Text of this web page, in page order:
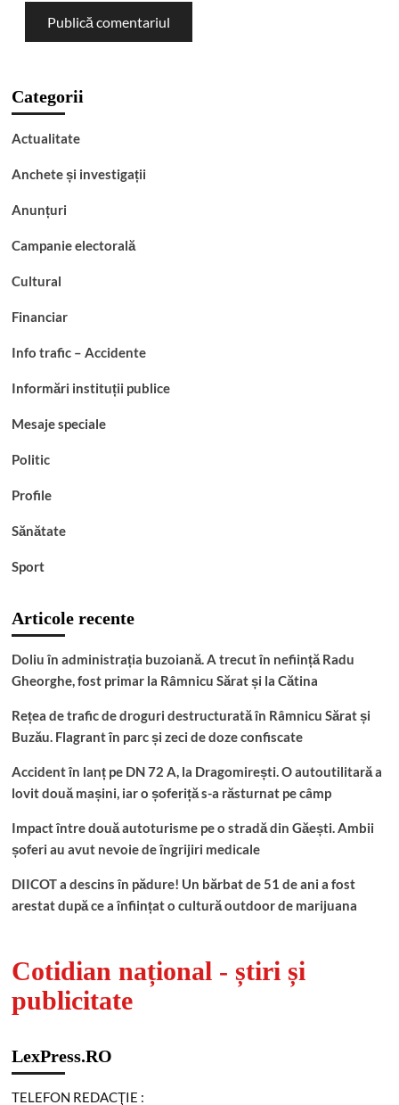
Categorii
Actualitate
Anchete și investigații
Anunțuri
Campanie electorală
Cultural
Financiar
Info trafic – Accidente
Informări instituții publice
Mesaje speciale
Politic
Profile
Sănătate
Sport
Articole recente
Doliu în administrația buzoiană. A trecut în neființă Radu
Gheorghe, fost primar la Râmnicu Sărat și la Cătina
Rețea de trafic de droguri destructurată în Râmnicu Sărat și
Buzău. Flagrant în parc și zeci de doze confiscate
Accident în lanț pe DN 72 A, la Dragomirești. O autoutilitară a
lovit două mașini, iar o șoferiță s-a răsturnat pe câmp
Impact între două autoturisme pe o stradă din Găești. Ambii
șoferi au avut nevoie de îngrijiri medicale
DIICOT a descins în pădure! Un bărbat de 51 de ani a fost
arestat după ce a înființat o cultură outdoor de marijuana
Cotidian național - știri și
publicitate
LexPress.RO
TELEFON REDACŢIE :